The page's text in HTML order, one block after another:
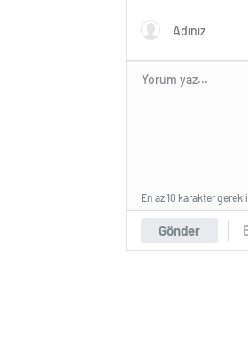
Gönder
En az 10 karakter gerekli